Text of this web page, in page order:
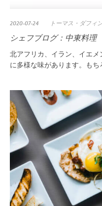
2020-07-24 トーマス・ダフィ
シェフブログ：中東料理
北アフリカ、イラン、イエ
に多様な味があります。も